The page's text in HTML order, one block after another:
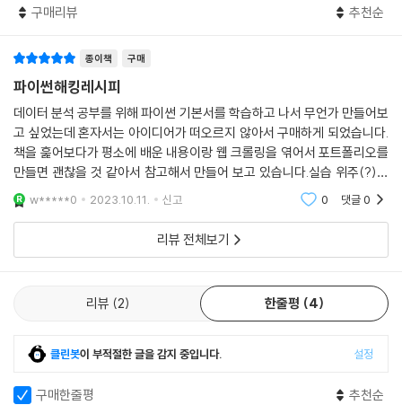
구매리뷰 추천순
종이책 구매
파이썬해킹레시피
데이터 분석 공부를 위해 파이썬 기본서를 학습하고 나서 무언가 만들어보
고 싶었는데 혼자서는 아이디어가 떠오르지 않아서 구매하게 되었습니다.
책을 훑어보다가 평소에 배운 내용이랑 웹 크롤링을 엮어서 포트폴리오를
만들면 괜찮을 것 같아서 참고해서 만들어 보고 있습니다.실습 위주(?)로
짜여져 있어서 비전공자인 저한테는 좋네요. 파이썬 책도 초급 /중급 /고
급 이렇게 나오면
w*****0 2023.10.11. 신고 0 댓글0
리뷰 전체보기
리뷰 2 한줄평 4
클린봇이 부적절한 글을 감지 중입니다. 설정
구매한줄평 추천순